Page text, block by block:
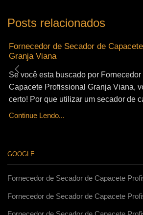
Posts relacionados
Fornecedor de Secador de
Granja Viana
Se você esta buscado por
Capacete Profissional Granja Viana,
certo! Por que utilizar um secador de
Continue Lendo...
GOOGLE
Fornecedor de Secador de Capacete
Fornecedor de Secador de Capacete